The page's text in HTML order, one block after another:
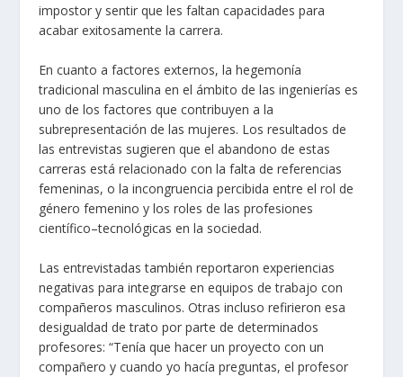
impostor y sentir que les faltan capacidades para
acabar exitosamente la carrera.
En cuanto a factores externos, la hegemonía
tradicional masculina en el ámbito de las ingenierías es
uno de los factores que contribuyen a la
subrepresentación de las mujeres. Los resultados de
las entrevistas sugieren que el abandono de estas
carreras está relacionado con la falta de referencias
femeninas, o la incongruencia percibida entre el rol de
género femenino y los roles de las profesiones
científico–tecnológicas en la sociedad.
Las entrevistadas también reportaron experiencias
negativas para integrarse en equipos de trabajo con
compañeros masculinos. Otras incluso refirieron esa
desigualdad de trato por parte de determinados
profesores: “Tenía que hacer un proyecto con un
compañero y cuando yo hacía preguntas, el profesor